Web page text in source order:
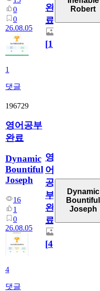
0
0
26.08.05
1
댓글
완
료
[1]
Robert
196729
영어공부
완료
Dynamic
Bountiful
Joseph
16
1
0
26.08.05
4
댓글
영
어
공
부
완
료
[4]
Dynamic
Bountiful
Joseph